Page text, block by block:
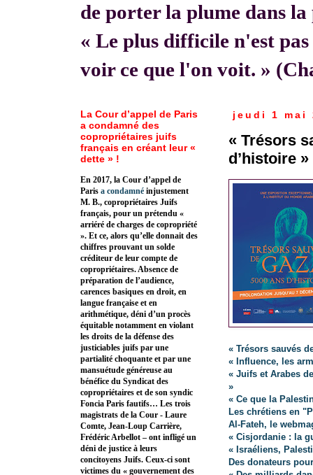
de porter la plume dans
« Le plus difficile n'est
voir ce que l'on voit. »
jeudi 1 mai
« Trésors
d’histoire »
« Trésors sauvés
« Influence, les
« Juifs et Arabes
»
« Ce que la
Les chrétiens en
Al-Fateh, le
« Cisjordanie : la
« Israéliens,
Des donateurs
La Cour d’appel de Paris
a condamné des
copropriétaires juifs
français en créant leur «
dette » !
En 2017, la Cour d’appel de
Paris a condamné injustement
M. B., copropriétaires Juifs
français, pour un prétendu «
arriéré de charges de copropriété
». Et ce, alors qu’elle donnait des
chiffres prouvant un solde
créditeur de leur compte de
copropriétaires. Absence de
préparation de l’audience,
carences basiques en droit, en
langue française et en
arithmétique, déni d’un procès
équitable notamment en violant
les droits de la défense des
justiciables juifs par une
partialité choquante et par une
mansuétude généreuse au
bénéfice du Syndicat des
copropriétaires et de son syndic
Foncia Paris fautifs… Les trois
magistrats de la Cour - Laure
Comte, Jean-Loup Carrière,
Frédéric Arbellot – ont infligé un
déni de justice à leurs
concitoyens Juifs. Ceux-ci sont
victimes du « gouvernement des